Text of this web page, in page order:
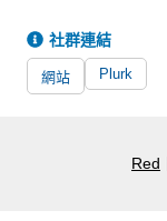
社群連結
網站 Plurk
Red